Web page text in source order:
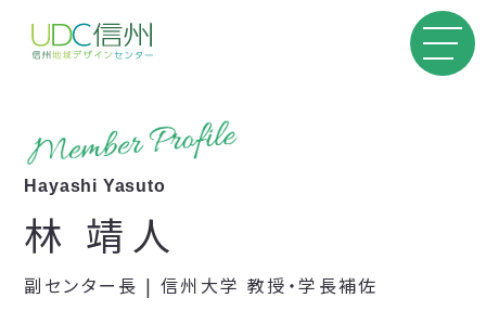
Hayashi Yasuto
林 靖人
副センター長 | 信州大学 教授・学長補佐